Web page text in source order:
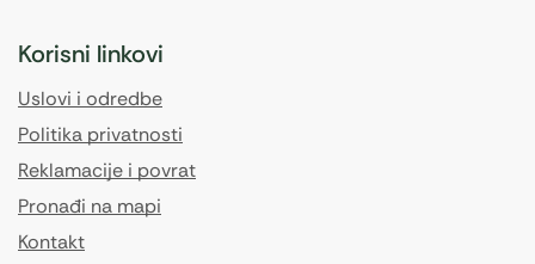
Korisni linkovi
Uslovi i odredbe
Politika privatnosti
Reklamacije i povrat
Pronađi na mapi
Kontakt